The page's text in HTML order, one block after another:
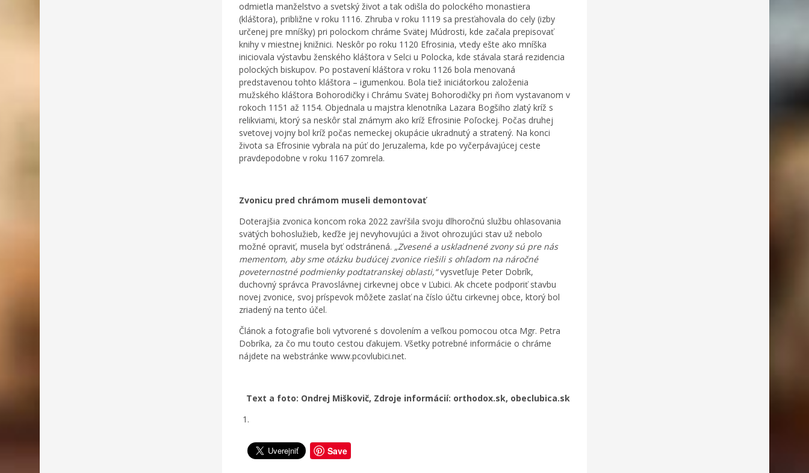
odmietla manželstvo a svetský život a tak odišla do polockého monastiera
(kláštora), približne v roku 1116. Zhruba v roku 1119 sa presťahovala do cely (izby
určenej pre mníšky) pri polockom chráme Svätej Múdrosti, kde začala prepisovať
knihy v miestnej knižnici. Neskôr po roku 1120 Efrosinia, vtedy ešte ako mníška
iniciovala výstavbu ženského kláštora v Selci u Polocka, kde stávala stará rezidencia
polockých biskupov. Po postavení kláštora v roku 1126 bola menovaná
predstavenou tohto kláštora – igumenkou. Bola tiež iniciátorkou založenia
mužského kláštora Bohorodičky і Chrámu Svätej Bohorodičky pri ňom vystavanom v
rokoch 1151 až 1154. Objednala u majstra klenotníka Lazara Bogšiho zlatý kríž s
relikviami, ktorý sa neskôr stal známym ako kríž Efrosinie Poľockej. Počas druhej
svetovej vojny bol kríž počas nemeckej okupácie ukradnutý a stratený. Na konci
života sa Efrosinie vybrala na púť do Jeruzalema, kde po vyčerpávajúcej ceste
pravdepodobne v roku 1167 zomrela.
Zvonicu pred chrámom museli demontovať
Doterajšia zvonica koncom roka 2022 zavŕšila svoju dlhoročnú službu ohlasovania
svätých bohoslužieb, keďže jej nevyhovujúci a život ohrozujúci stav už nebolo
možné opraviť, musela byť odstránená. „Zvesené a uskladnené zvony sú pre nás
mementom, aby sme otázku budúcej zvonice riešili s ohľadom na náročné
poveternostné podmienky podtatranskej oblasti,“vysvetľuje Peter Dobrík,
duchovný správca Pravoslávnej cirkevnej obce v Ľubici. Ak chcete podporiť stavbu
novej zvonice, svoj príspevok môžete zaslať na číslo účtu cirkevnej obce, ktorý bol
zriadený na tento účel.
Článok a fotografie boli vytvorené s dovolením a veľkou pomocou otca Mgr. Petra
Dobríka, za čo mu touto cestou ďakujem. Všetky potrebné informácie o chráme
nájdete na webstránke www.pcovlubici.net.
Text a foto: Ondrej Miškovič, Zdroje informácií: orthodox.sk, obeclubica.sk
Save